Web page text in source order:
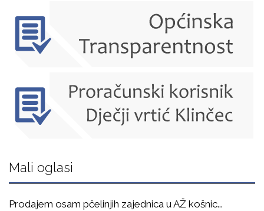
Mali oglasi
Prodajem osam pčelinjih zajednica u AŽ košnic...